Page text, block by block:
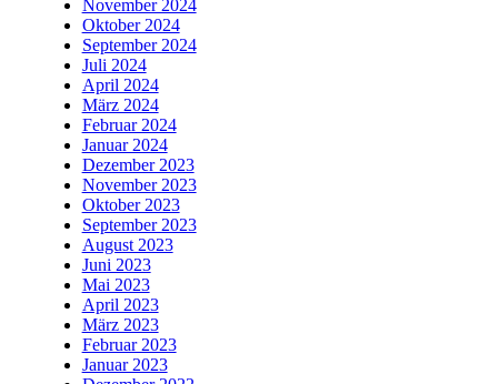
November 2024
Oktober 2024
September 2024
Juli 2024
April 2024
März 2024
Februar 2024
Januar 2024
Dezember 2023
November 2023
Oktober 2023
September 2023
August 2023
Juni 2023
Mai 2023
April 2023
März 2023
Februar 2023
Januar 2023